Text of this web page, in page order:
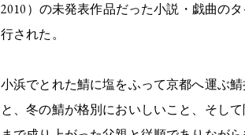
2010）の未発表作品だった小説・戯曲の
行された。
小浜でとれた鯖に塩をふって京都へ運ぶ
と、冬の鯖が格別においしいこと、そし